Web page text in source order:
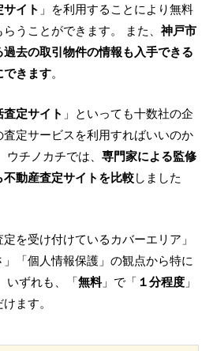
イト 」を利用することにより無料
うことができます。 また、 神戸市
去の取引物件の情報も入手できる
できます。
定サイト 」といっても十数社の企
定サービスを利用すればいいのか
チノカチでは、 専門家による監修
動産査定サイトを比較しました
を受け付けているカバーエリア」
」「個人情報保護」の観点から特に
いずれも、「無料」で「 １分程度 」
ます。